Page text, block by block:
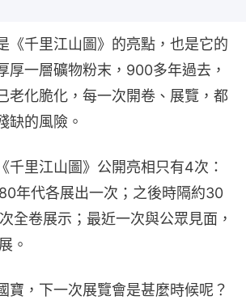
《千里江山圖》的亮點，也是它的
厚一層礦物粉末，900多年過去，
老化脆化，每一次開卷、展覽，都
缺的風險。
千里江山圖》公開亮相只有4次：
年代各展出一次；之後時隔約30
全卷展示；最近一次與公眾見面，
。
寶，下一次展覽會是甚麼時候呢？